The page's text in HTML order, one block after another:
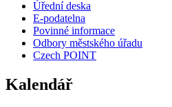
Úřední deska
E-podatelna
Povinné informace
Odbory městského úřadu
Czech POINT
Kalendář